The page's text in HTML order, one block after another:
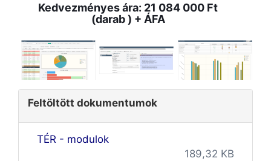
Kedvezményes ára: 21 084 000 Ft
(darab ) + ÁFA
Feltöltött dokumentumok
TÉR - modulok
189,32 KB